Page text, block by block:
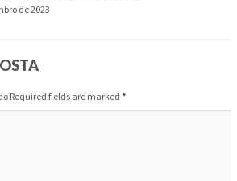
de 2023
Required fields are marked *